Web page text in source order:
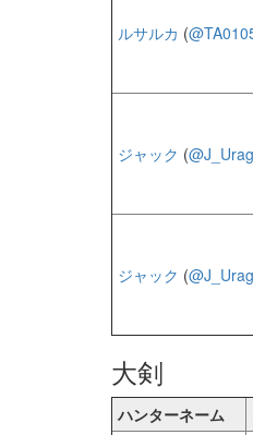
ルサルカ (
ジャック (
ジャック (
大剣
ハンターネーム